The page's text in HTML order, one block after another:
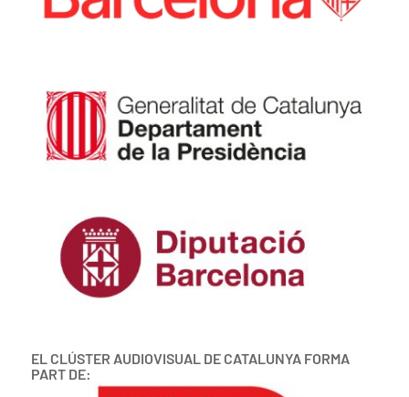
EL CLÚSTER AUDIOVISUAL DE CATALUNYA FORMA
PART DE: